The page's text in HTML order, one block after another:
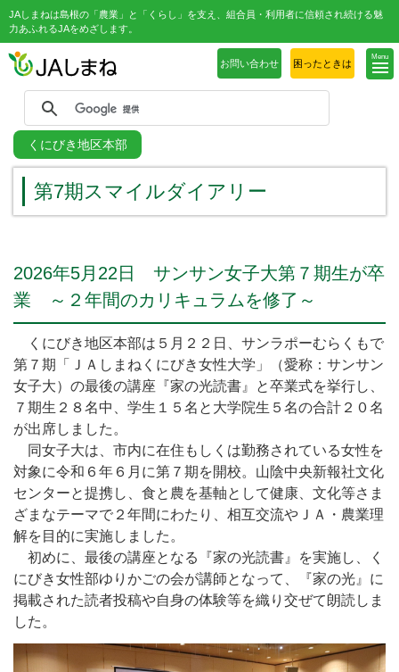
JAしまねは島根の「農業」と「くらし」を支え、組合員・利用者に信頼され続ける魅
力あふれるJAをめざします。
Menu
お問い合わせ 困ったときは
くにびき地区本部
第7期スマイルダイアリー
2026年5月22日 サンサン女子大第７期生が卒
業 ～２年間のカリキュラムを修了～
くにびき地区本部は５月２２日、サンラポーむらくもで
第７期「ＪＡしまねくにびき女性大学」（愛称：サンサン
女子大）の最後の講座『家の光読書』と卒業式を挙行し、
７期生２８名中、学生１５名と大学院生５名の合計２０名
が出席しました。
同女子大は、市内に在住もしくは勤務されている女性を
対象に令和６年６月に第７期を開校。山陰中央新報社文化
センターと提携し、食と農を基軸として健康、文化等さま
ざまなテーマで２年間にわたり、相互交流やＪＡ・農業理
解を目的に実施しました。
初めに、最後の講座となる『家の光読書』を実施し、く
にびき女性部ゆりかごの会が講師となって、『家の光』に
掲載された読者投稿や自身の体験等を織り交ぜて朗読しま
した。